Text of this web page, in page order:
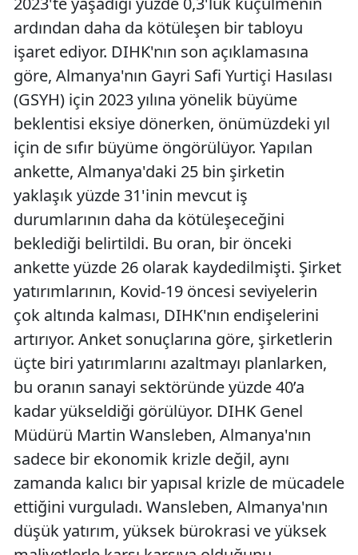
ardından daha da kötüleşen bir tabloyu
işaret ediyor. DIHK'nın son açıklamasına
göre, Almanya'nın Gayri Safi Yurtiçi Hasılası
(GSYH) için 2023 yılına yönelik büyüme
beklentisi eksiye dönerken, önümüzdeki yıl
için de sıfır büyüme öngörülüyor. Yapılan
ankette, Almanya'daki 25 bin şirketin
yaklaşık yüzde 31'inin mevcut iş
durumlarının daha da kötüleşeceğini
beklediği belirtildi. Bu oran, bir önceki
ankette yüzde 26 olarak kaydedilmişti. Şirket
yatırımlarının, Kovid-19 öncesi seviyelerin
çok altında kalması, DIHK'nın endişelerini
artırıyor. Anket sonuçlarına göre, şirketlerin
üçte biri yatırımlarını azaltmayı planlarken,
bu oranın sanayi sektöründe yüzde 40’a
kadar yükseldiği görülüyor. DIHK Genel
Müdürü Martin Wansleben, Almanya'nın
sadece bir ekonomik krizle değil, aynı
zamanda kalıcı bir yapısal krizle de mücadele
ettiğini vurguladı. Wansleben, Almanya'nın
düşük yatırım, yüksek bürokrasi ve yüksek